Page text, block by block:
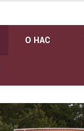
О НАС